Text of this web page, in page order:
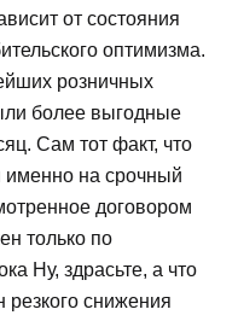
от состояния
оптимизма.
розничных
более выгодные
Сам тот факт, что
именно на срочный
договором
только по
Ну, здрасьте, а что
снижения